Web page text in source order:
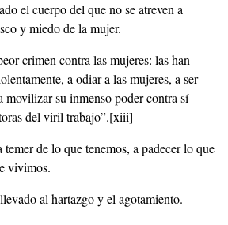
el cuerpo del que no se atreven a
y miedo de la mujer.
crimen contra las mujeres: las han
a odiar a las mujeres, a ser
movilizar su inmenso poder contra sí
del viril trabajo”.[xiii]
de lo que tenemos, a padecer lo que
vivimos.
al hartazgo y el agotamiento.